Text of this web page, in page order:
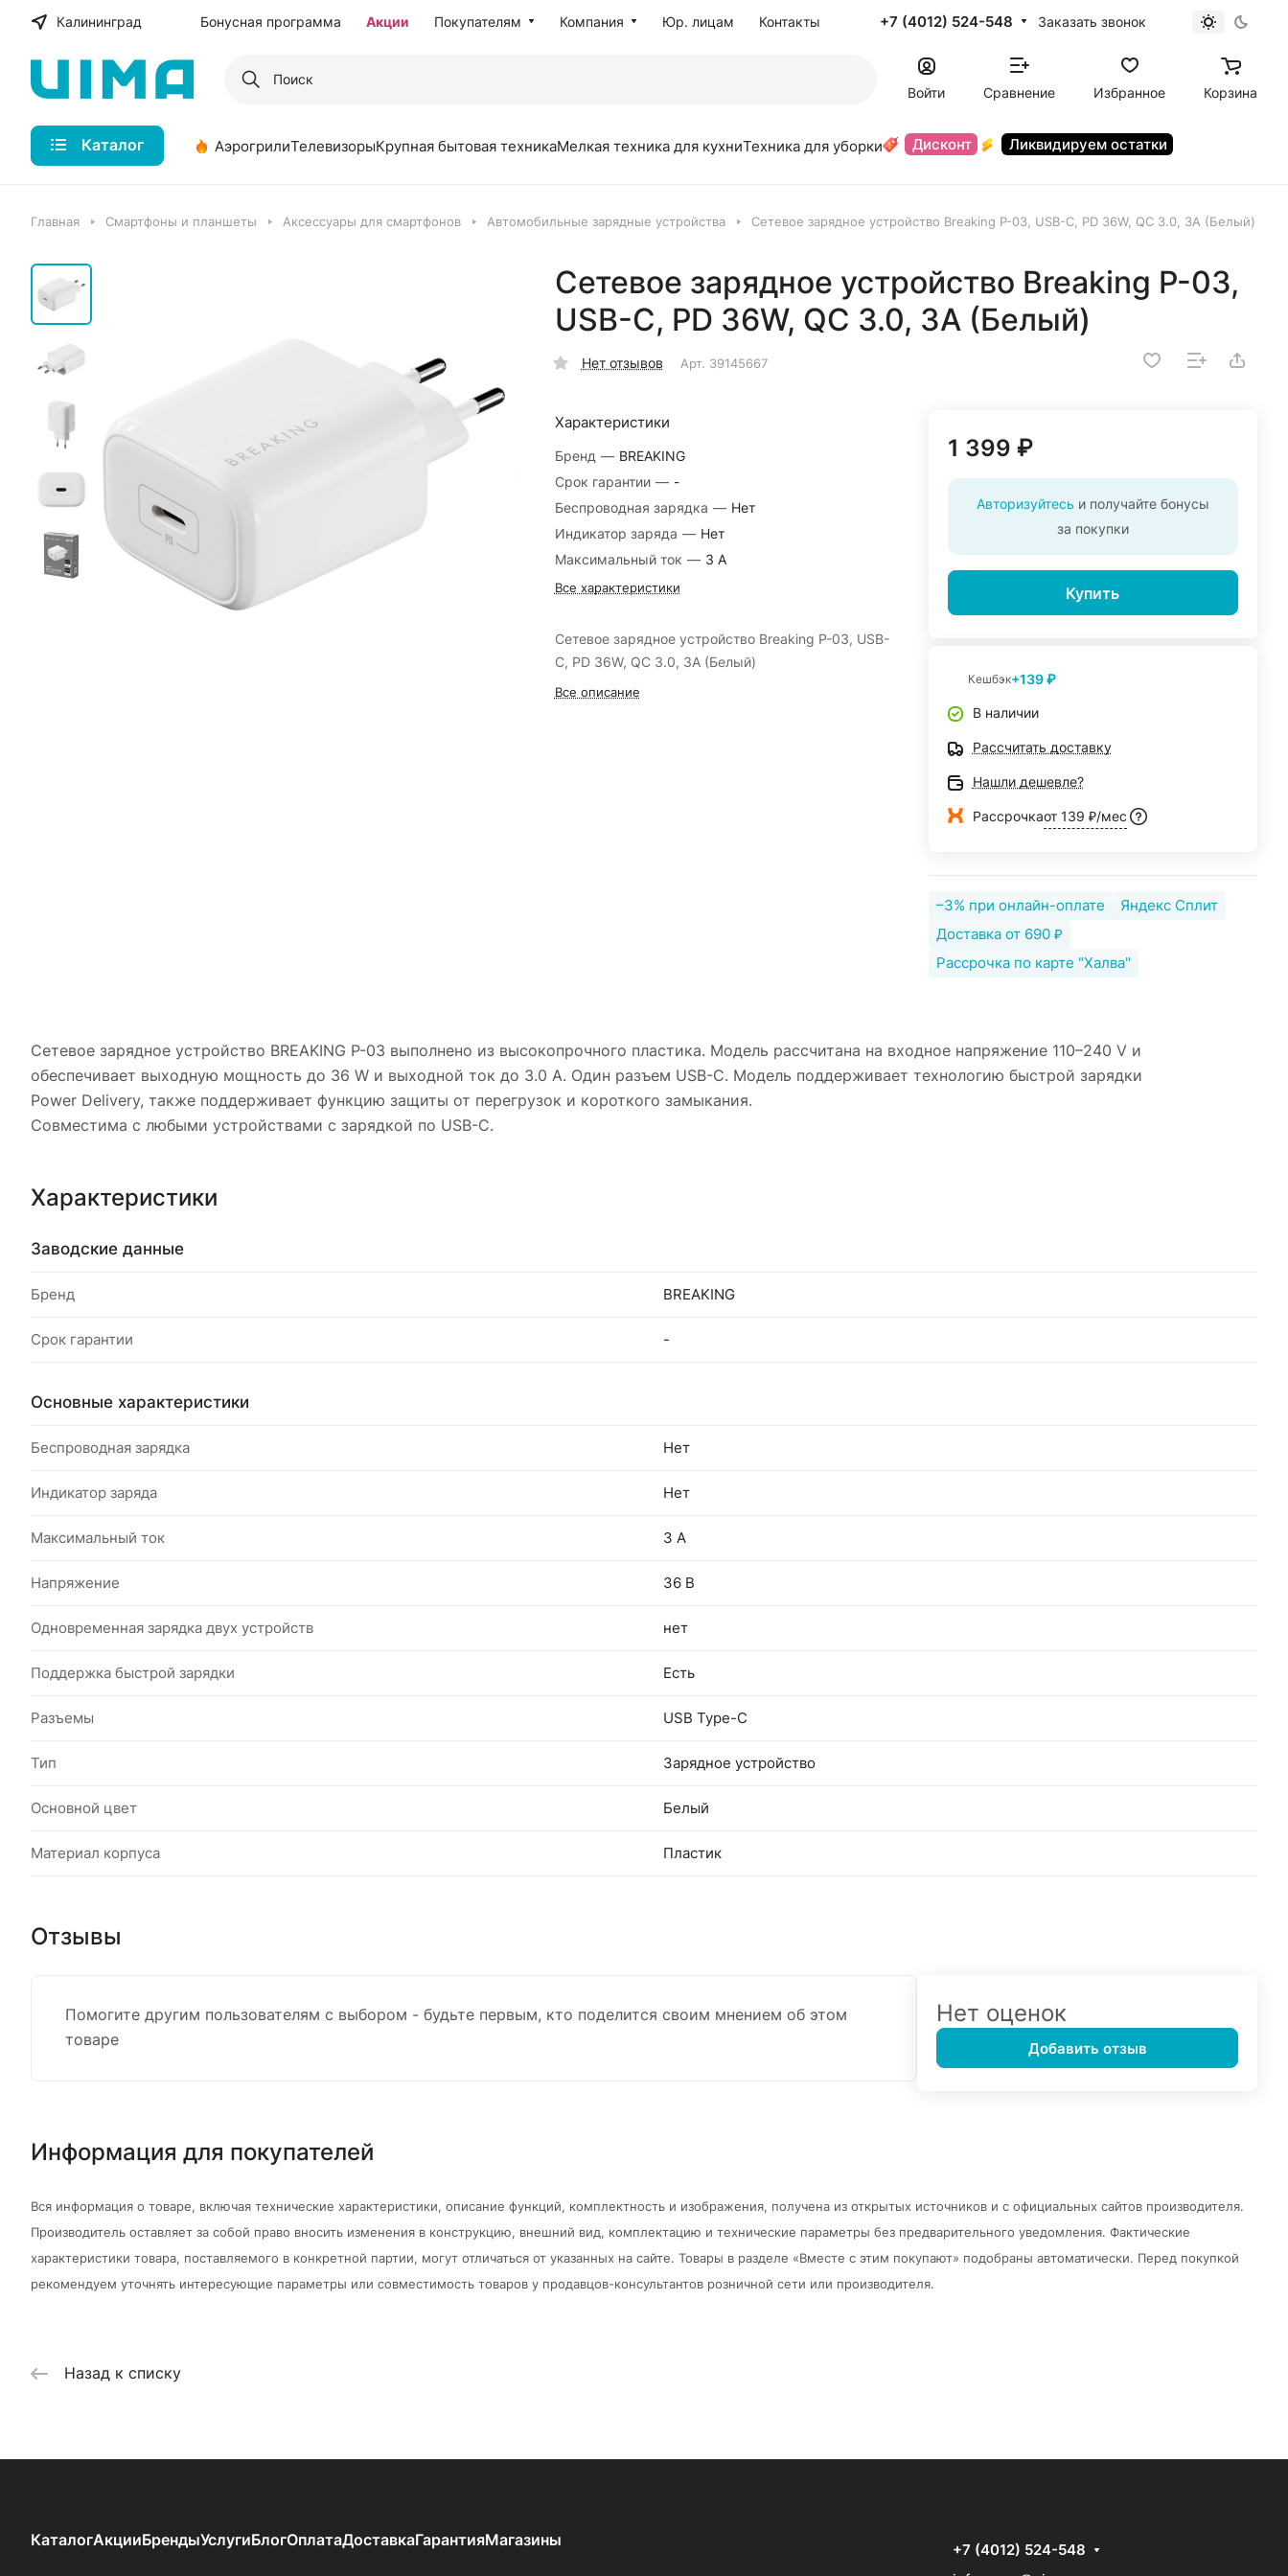
Калининград Бонусная программа Акции Покупателям Компания Юр. лицам Контакты +7 (4012) 524-548 Заказать звонок
Войти Сравнение Избранное Корзина
Каталог АэрогрилиТелевизорыКрупная бытовая техникаМелкая техника для кухниТехника для уборки Дисконт Ликвидируем остатки
Главная Смартфоны и планшеты Аксессуары для смартфонов Автомобильные зарядные устройства Сетевое зарядное устройство Breaking P-03, USB-C, PD 36W, QC 3.0, 3A (Белый)
Сетевое зарядное устройство Breaking P-03,
USB-C, PD 36W, QC 3.0, 3A (Белый)
Нет отзывов Арт. 39145667
Характеристики
Бренд — BREAKING
Срок гарантии — -
Беспроводная зарядка — Нет
Индикатор заряда — Нет
Максимальный ток — 3 А
Все характеристики
Сетевое зарядное устройство Breaking P-03, USB-
C, PD 36W, QC 3.0, 3A (Белый)
Все описание
1 399 ₽
Авторизуйтесь и получайте бонусы
за покупки
Купить
Кешбэк+139 ₽
В наличии
Рассчитать доставку
Нашли дешевле?
Рассрочкаот 139 ₽/мес
–3% при онлайн-оплате
Яндекс Сплит
Доставка от 690 ₽
Рассрочка по карте "Халва"
Сетевое зарядное устройство BREAKING P-03 выполнено из высокопрочного пластика. Модель рассчитана на входное напряжение 110–240 V и
обеспечивает выходную мощность до 36 W и выходной ток до 3.0 A. Один разъем USB-C. Модель поддерживает технологию быстрой зарядки
Power Delivery, также поддерживает функцию защиты от перегрузок и короткого замыкания.
Совместима с любыми устройствами с зарядкой по USB-C.
Характеристики
Заводские данные
Бренд BREAKING
Срок гарантии -
Основные характеристики
Беспроводная зарядка Нет
Индикатор заряда Нет
Максимальный ток 3 А
Напряжение 36 В
Одновременная зарядка двух устройств нет
Поддержка быстрой зарядки Есть
Разъемы USB Type-C
Тип Зарядное устройство
Основной цвет Белый
Материал корпуса Пластик
Отзывы
Помогите другим пользователям с выбором - будьте первым, кто поделится своим мнением об этом
товаре
Нет оценок
Добавить отзыв
Информация для покупателей
Вся информация о товаре, включая технические характеристики, описание функций, комплектность и изображения, получена из открытых источников и с официальных сайтов производителя.
Производитель оставляет за собой право вносить изменения в конструкцию, внешний вид, комплектацию и технические параметры без предварительного уведомления. Фактические
характеристики товара, поставляемого в конкретной партии, могут отличаться от указанных на сайте. Товары в разделе «Вместе с этим покупают» подобраны автоматически. Перед покупкой
рекомендуем уточнять интересующие параметры или совместимость товаров у продавцов-консультантов розничной сети или производителя.
Назад к списку
КаталогАкцииБрендыУслугиБлогОплатаДоставкаГарантияМагазины
+7 (4012) 524-548